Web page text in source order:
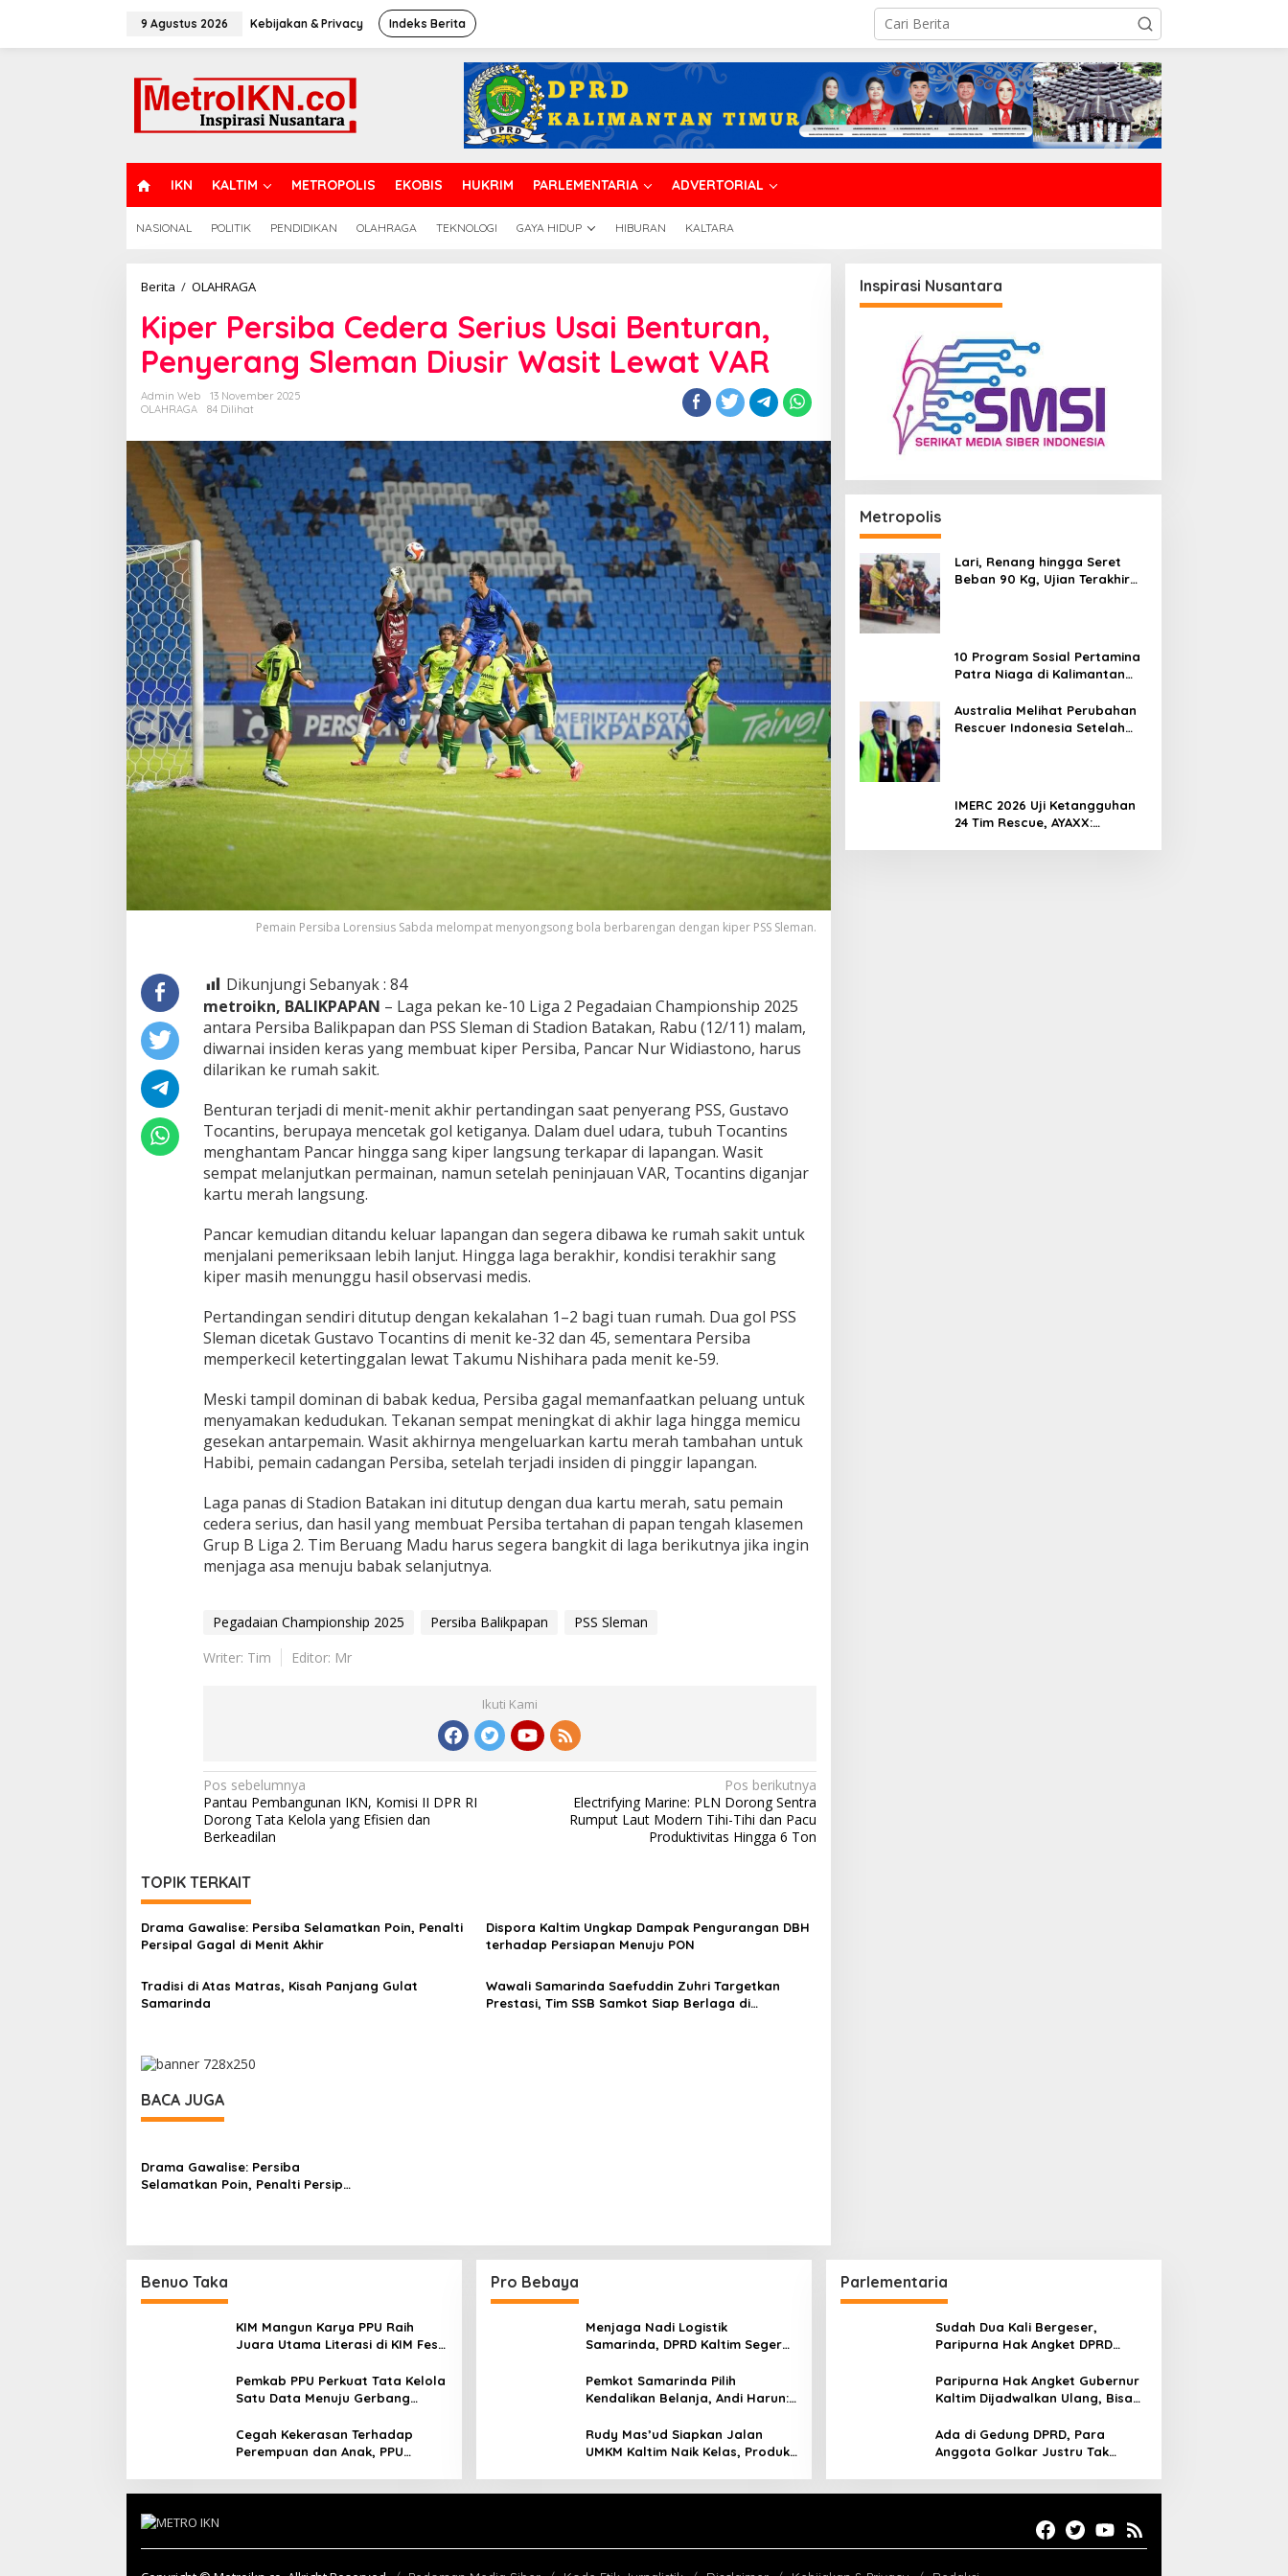
9 Agustus 2026 Kebijakan & Privacy Indeks Berita
O
M
IKN KALTIM METROPOLIS EKOBIS HUKRIM PARLEMENTARIA ADVERTORIAL
NASIONAL POLITIK PENDIDIKAN OLAHRAGA TEKNOLOGI GAYA HIDUP HIBURAN KALTARA
Berita / OLAHRAGAKiper
Cedera
Serius
Usai
Benturan,
Penyerang
Wasit
Lewat
VAR
Kiper Persiba Cedera Serius Usai Benturan,
Penyerang Sleman Diusir Wasit Lewat VAR
Admin Web
13 November 2025
OLAHRAGA
84 Dilihat
Pemain Persiba Lorensius Sabda melompat menyongsong bola berbarengan dengan kiper PSS Sleman.
Dikunjungi Sebanyak : 84
metroikn, BALIKPAPAN – Laga pekan ke-10 Liga 2 Pegadaian Championship 2025
antara Persiba Balikpapan dan PSS Sleman di Stadion Batakan, Rabu (12/11) malam,
diwarnai insiden keras yang membuat kiper Persiba, Pancar Nur Widiastono, harus
dilarikan ke rumah sakit.
Benturan terjadi di menit-menit akhir pertandingan saat penyerang PSS, Gustavo
Tocantins, berupaya mencetak gol ketiganya. Dalam duel udara, tubuh Tocantins
menghantam Pancar hingga sang kiper langsung terkapar di lapangan. Wasit
sempat melanjutkan permainan, namun setelah peninjauan VAR, Tocantins diganjar
kartu merah langsung.
Pancar kemudian ditandu keluar lapangan dan segera dibawa ke rumah sakit untuk
menjalani pemeriksaan lebih lanjut. Hingga laga berakhir, kondisi terakhir sang
kiper masih menunggu hasil observasi medis.
Pertandingan sendiri ditutup dengan kekalahan 1–2 bagi tuan rumah. Dua gol PSS
Sleman dicetak Gustavo Tocantins di menit ke-32 dan 45, sementara Persiba
memperkecil ketertinggalan lewat Takumu Nishihara pada menit ke-59.
Meski tampil dominan di babak kedua, Persiba gagal memanfaatkan peluang untuk
menyamakan kedudukan. Tekanan sempat meningkat di akhir laga hingga memicu
gesekan antarpemain. Wasit akhirnya mengeluarkan kartu merah tambahan untuk
Habibi, pemain cadangan Persiba, setelah terjadi insiden di pinggir lapangan.
Laga panas di Stadion Batakan ini ditutup dengan dua kartu merah, satu pemain
cedera serius, dan hasil yang membuat Persiba tertahan di papan tengah klasemen
Grup B Liga 2. Tim Beruang Madu harus segera bangkit di laga berikutnya jika ingin
menjaga asa menuju babak selanjutnya.
Pegadaian Championship 2025 Persiba Balikpapan
PSS Sleman
Writer: Tim
Editor: Mr
Ikuti Kami
Navigasi
pos
Pos sebelumnya
Pantau Pembangunan IKN, Komisi II DPR RI
Dorong Tata Kelola yang Efisien dan
Berkeadilan
Pos berikutnya
Electrifying Marine: PLN Dorong Sentra
Rumput Laut Modern Tihi-Tihi dan Pacu
Produktivitas Hingga 6 Ton
TOPIK TERKAIT
Drama Gawalise: Persiba Selamatkan Poin, Penalti
Persipal Gagal di Menit Akhir
Dispora Kaltim Ungkap Dampak Pengurangan DBH
terhadap Persiapan Menuju PON
Tradisi di Atas Matras, Kisah Panjang Gulat
Samarinda
Wawali Samarinda Saefuddin Zuhri Targetkan
Prestasi, Tim SSB Samkot Siap Berlaga di
BACA JUGA
Drama Gawalise: Persiba
Selamatkan Poin, Penalti Persipal
Inspirasi Nusantara
Metropolis
Lari, Renang hingga Seret
Beban 90 Kg, Ujian Terakhir
10 Program Sosial Pertamina
Patra Niaga di Kalimantan
2026
Australia Melihat Perubahan
Rescuer Indonesia Setelah
IMERC 2026 Uji Ketangguhan
24 Tim Rescue, AYAXX:
Benuo Taka
KIM Mangun Karya PPU Raih
Juara Utama Literasi di KIM Fest
Panggung Nasional
Pemkab PPU Perkuat Tata Kelola
Satu Data Menuju Gerbang
Cegah Kekerasan Terhadap
Perempuan dan Anak, PPU
Pro Bebaya
Menjaga Nadi Logistik
Samarinda, DPRD Kaltim Segera
Pemkot Samarinda Pilih
Kendalikan Belanja, Andi Harun:
daripada Berutang
Rudy Mas’ud Siapkan Jalan
UMKM Kaltim Naik Kelas, Produk
Parlementaria
Sudah Dua Kali Bergeser,
Paripurna Hak Angket DPRD
Paripurna Hak Angket Gubernur
Kaltim Dijadwalkan Ulang, Bisa
Ada di Gedung DPRD, Para
Anggota Golkar Justru Tak